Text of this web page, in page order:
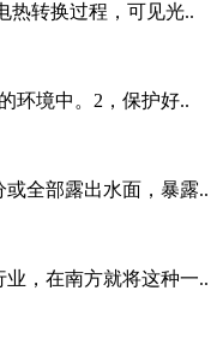
热转换过程，可见光..
环境中。2，保护好..
全部露出水面，暴露..
，在南方就将这种一..